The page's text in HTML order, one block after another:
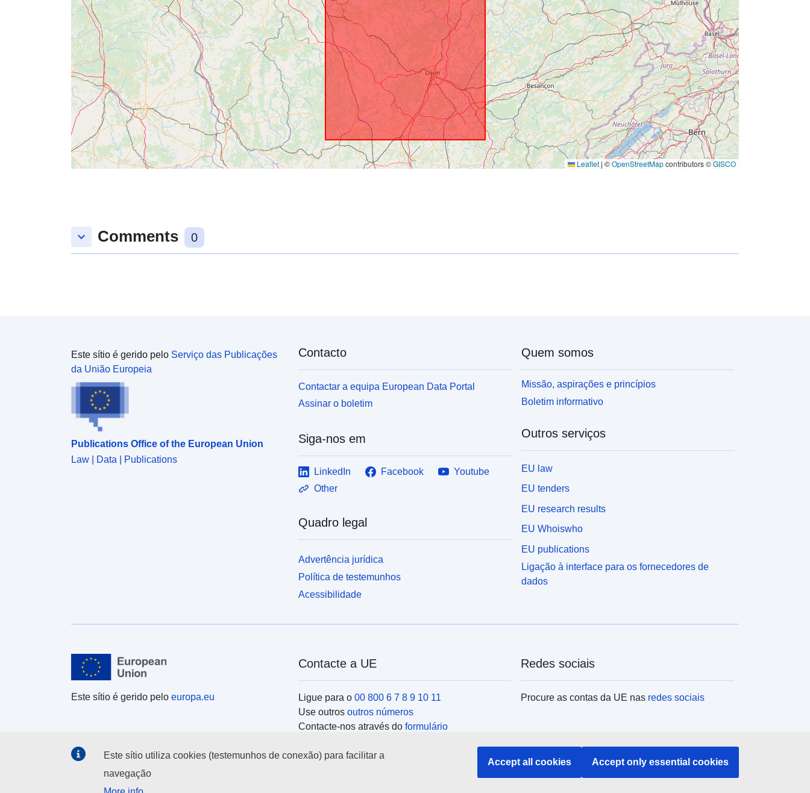
Leaflet |©OpenStreetMapcontributors ©GISCO
keyboard_arrow_down Comments 0
Este sítio é gerido pelo Serviço das Publicações
da União Europeia
Publications Office of the European Union
Law | Data | Publications
Contacto
Contactar a equipa European Data Portal
Assinar o boletim
Siga-nos em
LinkedIn Facebook
Youtube
Other
Quadro legal
Advertência jurídica
Política de testemunhos
Acessibilidade
Quem somos
Missão, aspirações e princípios
Boletim informativo
Outros serviços
EU law
EU tenders
EU research results
EU Whoiswho
EU publications
Ligação à interface para os fornecedores de
dados
Este sítio é gerido pelo europa.eu
Contacte a UE
Ligue para o 00 800 6 7 8 9 10 11
Use outros outros números
Contacte-nos através do formulário
Redes sociais
Procure as contas da UE nas redes sociais
Pesquisar todas as instituições e órgãos da UE
Este sítio utiliza cookies (testemunhos de conexão) para facilitar a
navegação
Accept all cookies Accept only essential cookies